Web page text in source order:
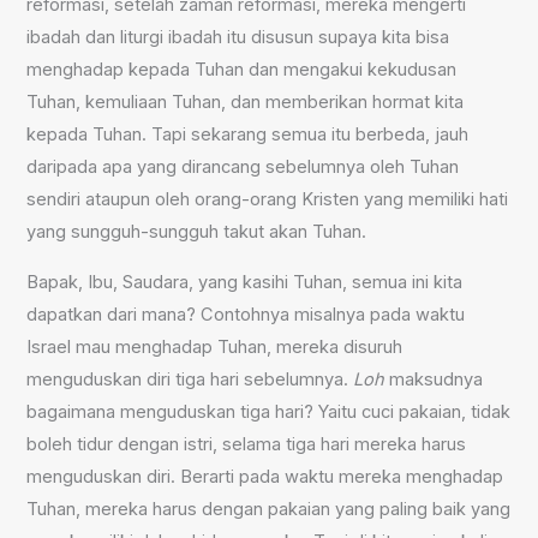
reformasi, setelah zaman reformasi, mereka mengerti
ibadah dan liturgi ibadah itu disusun supaya kita bisa
menghadap kepada Tuhan dan mengakui kekudusan
Tuhan, kemuliaan Tuhan, dan memberikan hormat kita
kepada Tuhan. Tapi sekarang semua itu berbeda, jauh
daripada apa yang dirancang sebelumnya oleh Tuhan
sendiri ataupun oleh orang-orang Kristen yang memiliki hati
yang sungguh-sungguh takut akan Tuhan.
Bapak, Ibu, Saudara, yang kasihi Tuhan, semua ini kita
dapatkan dari mana? Contohnya misalnya pada waktu
Israel mau menghadap Tuhan, mereka disuruh
menguduskan diri tiga hari sebelumnya. Loh maksudnya
bagaimana menguduskan tiga hari? Yaitu cuci pakaian, tidak
boleh tidur dengan istri, selama tiga hari mereka harus
menguduskan diri. Berarti pada waktu mereka menghadap
Tuhan, mereka harus dengan pakaian yang paling baik yang